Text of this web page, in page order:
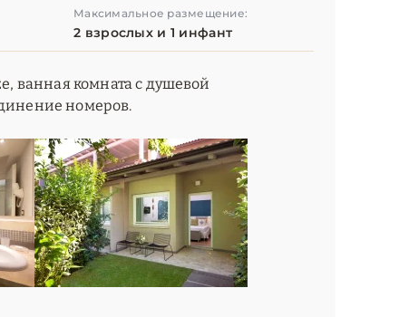
Максимальное размещение:
2 взрослых и 1 инфант
ванная комната с душевой
номеров.